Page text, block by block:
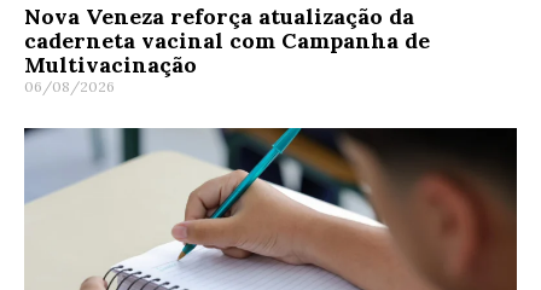
Nova Veneza reforça atualização da
caderneta vacinal com Campanha de
Multivacinação
06/08/2026